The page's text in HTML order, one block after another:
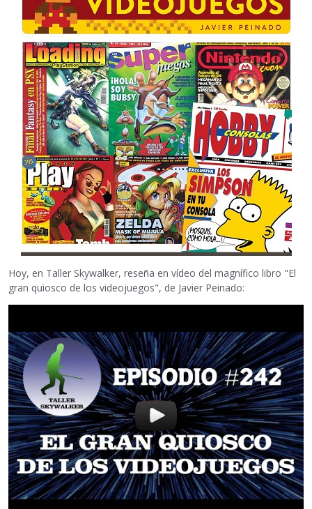
Hoy, en Taller Skywalker, reseña en vídeo del magnífico libro "El
gran quiosco de los videojuegos", de Javier Peinado: